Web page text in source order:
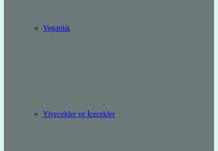
Veganlık
Yiyecekler ve İçecekler